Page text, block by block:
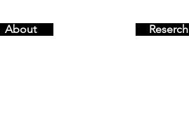
About Reserch